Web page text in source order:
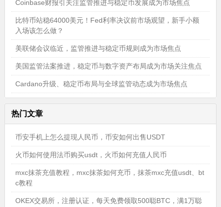
Coinbase财报引关注监管推进与稳定币发展成为市场焦点
比特币站稳64000美元！Fed利率决议前市场观望，新手小额
入场该怎么做？
美联储会议临近，监管推进与稳定币规则成为市场焦点
美国监管法案推进，稳定币与数字资产布局成为市场关注焦点
Cardano升级、稳定币布局与全球监管动态成为市场焦点
热门文章
币安手机上怎么提现人民币，币安如何出售USDT
火币如何使用法币购买usdt，火币如何充值人民币
mxc抹茶充值教程，mxc抹茶如何充币，抹茶mxc充值usdt、bt
c教程
OKEX交易所，注册认证，每天免费领取500聪BTC，满1万聪